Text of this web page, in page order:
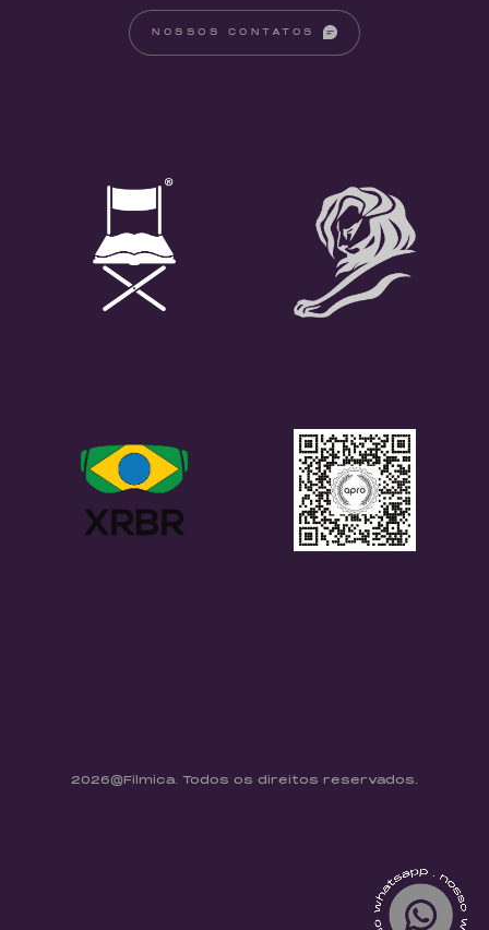
NOSSOS CONTATOS
2026@Filmica. Todos os direitos reservados.